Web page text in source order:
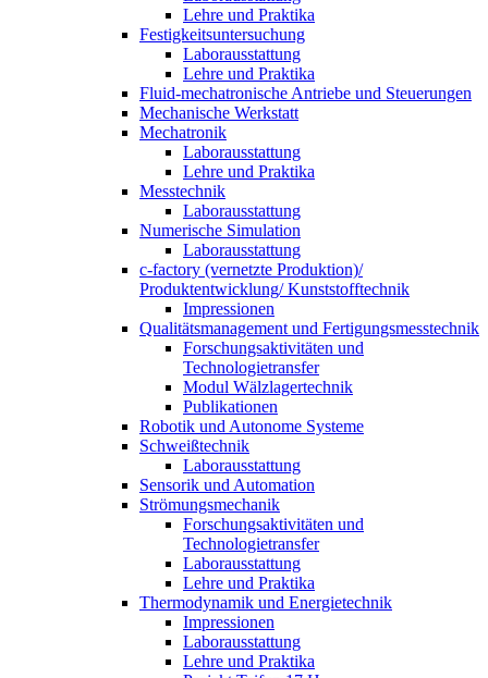
Lehre und Praktika
Festigkeitsuntersuchung
Laborausstattung
Lehre und Praktika
Fluid-mechatronische Antriebe und Steuerungen
Mechanische Werkstatt
Mechatronik
Laborausstattung
Lehre und Praktika
Messtechnik
Laborausstattung
Numerische Simulation
Laborausstattung
c-factory (vernetzte Produktion)/
Produktentwicklung/ Kunststofftechnik
Impressionen
Qualitätsmanagement und Fertigungsmesstechnik
Forschungsaktivitäten und
Technologietransfer
Modul Wälzlagertechnik
Publikationen
Robotik und Autonome Systeme
Schweißtechnik
Laborausstattung
Sensorik und Automation
Strömungsmechanik
Forschungsaktivitäten und
Technologietransfer
Laborausstattung
Lehre und Praktika
Thermodynamik und Energietechnik
Impressionen
Laborausstattung
Lehre und Praktika